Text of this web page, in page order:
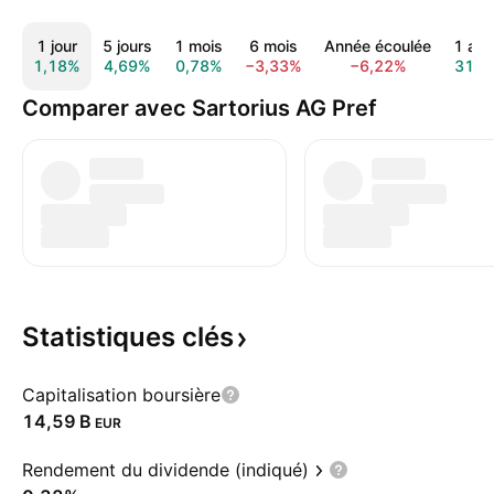
1 jour
1,18%
5 jours
4,69%
1 mois
0,78%
6 mois
−3,33%
Année écoulée
−6,22%
1
Comparer avec Sartorius AG Pref
Statistiques clés
Capitalisation boursière
‪14,59 B‬ EUR
Rendement du dividende (indiqué)